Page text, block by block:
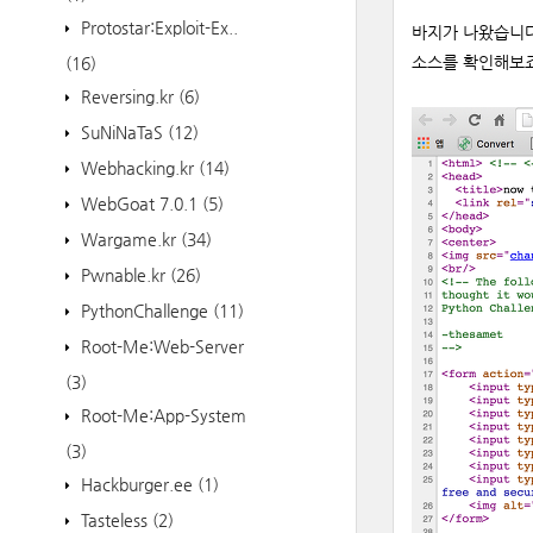
Protostar:Exploit-Ex..
(16)
Reversing.kr (6)
SuNiNaTaS (12)
Webhacking.kr (14)
WebGoat 7.0.1 (5)
Wargame.kr (34)
Pwnable.kr (26)
PythonChallenge (11)
Root-Me:Web-Server
(3)
Root-Me:App-System
(3)
Hackburger.ee (1)
Tasteless (2)
바지가 나왔습니
소스를 확인해보